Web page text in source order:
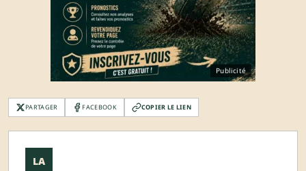
Publicité
PARTAGER FACEBOOK COPIER LE LIEN
LA